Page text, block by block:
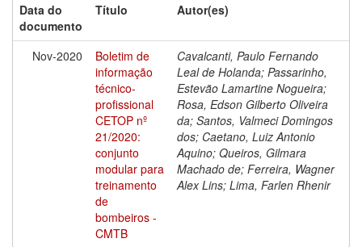
Data do
documento
Título Autor(es)
Nov-2020
Boletim de
informação
técnico-
profissional
CETOP nº
21/2020:
conjunto
modular para
treinamento
de
bombeiros -
CMTB
Cavalcanti, Paulo Fernando
Leal de Holanda; Passarinho,
Estevão Lamartine Nogueira;
Rosa, Edson Gilberto Oliveira
da; Santos, Valmeci Domingos
dos; Caetano, Luiz Antonio
Aquino; Queiros, Gilmara
Machado de; Ferreira, Wagner
Alex Lins; Lima, Farlen Rhenir